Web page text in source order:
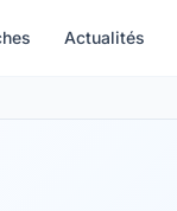
Actualités